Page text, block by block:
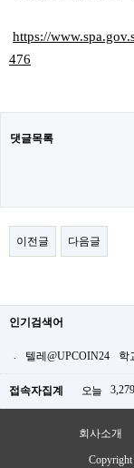
https://
476
댓글목록
이전글 다음글
인기검색어
. 텔레@UPCOIN24 학
접속자집계 오늘 3,279
회사소개